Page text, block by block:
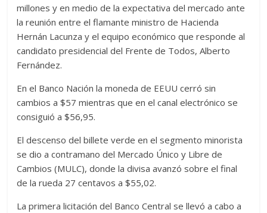
millones y en medio de la expectativa del mercado ante
la reunión entre el flamante ministro de Hacienda
Hernán Lacunza y el equipo económico que responde al
candidato presidencial del Frente de Todos, Alberto
Fernández.
En el Banco Nación la moneda de EEUU cerró sin
cambios a $57 mientras que en el canal electrónico se
consiguió a $56,95.
El descenso del billete verde en el segmento minorista
se dio a contramano del Mercado Único y Libre de
Cambios (MULC), donde la divisa avanzó sobre el final
de la rueda 27 centavos a $55,02.
La primera licitación del Banco Central se llevó a cabo a